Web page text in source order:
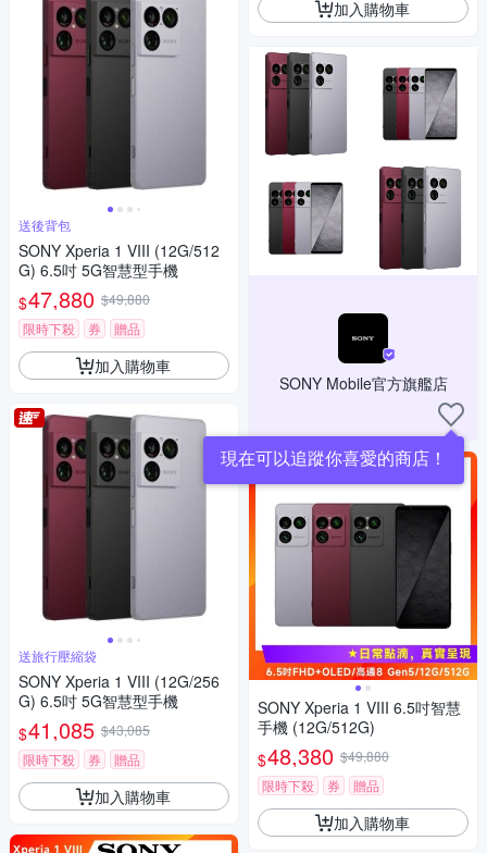
送後背包
SONY Xperia 1 VIII (12G/512
G) 6.5吋 5G智慧型手機
$47,880 $49,880
限時下殺
券 贈品
加入購物車
送旅行壓縮袋
SONY Xperia 1 VIII (12G/256
G) 6.5吋 5G智慧型手機
$41,085 $43,085
限時下殺
券 贈品
加入購物車
加入購物車
SONY Mobile官方旗艦店
現在可以追蹤你喜愛的商店！
SONY Xperia 1 VIII 6.5吋智慧
手機 (12G/512G)
$48,380 $49,880
限時下殺
券 贈品
加入購物車